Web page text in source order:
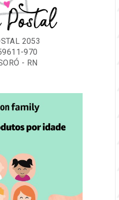
Postal
2053
970
- RN